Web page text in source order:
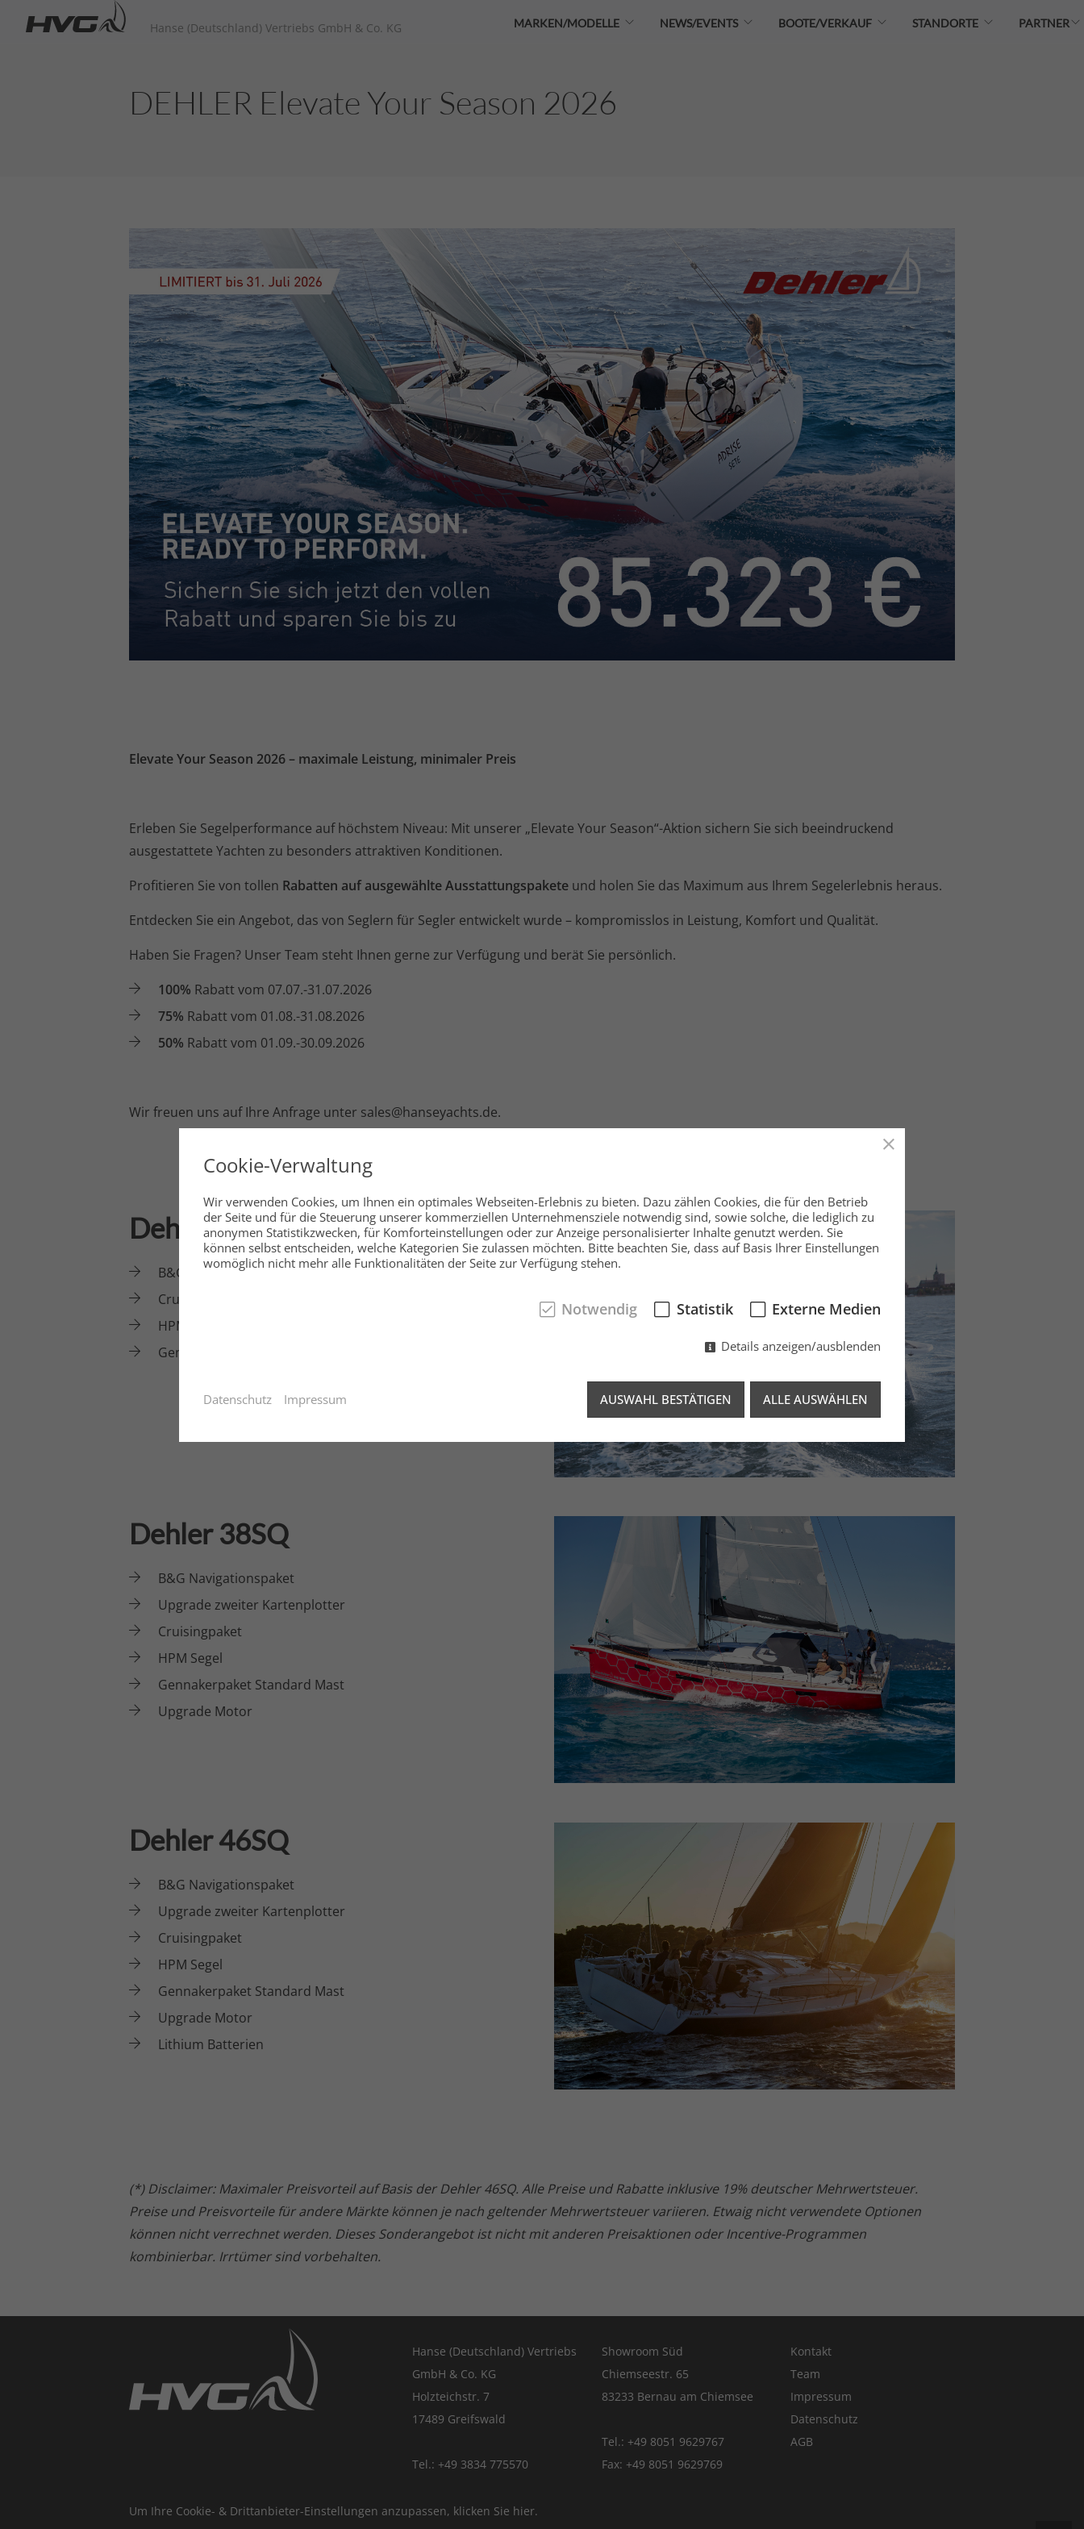
Hanse (Deutschland) Vertriebs GmbH & Co. KG MARKEN/MODELLE NEWS/EVENTS BOOTE/VERKAUF STANDORTE PARTNER
DEHLER Elevate Your Season 2026
Elevate Your Season 2026 – maximale Leistung, minimaler Preis
Erleben Sie Segelperformance auf höchstem Niveau: Mit unserer „Elevate Your Season“-Aktion sichern Sie sich beeindruckend
ausgestattete Yachten zu besonders attraktiven Konditionen.
Profitieren Sie von tollen Rabatten auf ausgewählte Ausstattungspakete und holen Sie das Maximum aus Ihrem Segelerlebnis heraus.
Entdecken Sie ein Angebot, das von Seglern für Segler entwickelt wurde – kompromisslos in Leistung, Komfort und Qualität.
Haben Sie Fragen? Unser Team steht Ihnen gerne zur Verfügung und berät Sie persönlich.
100% Rabatt vom 07.07.-31.07.2026
75% Rabatt vom 01.08.-31.08.2026
50% Rabatt vom 01.09.-30.09.2026
Wir freuen uns auf Ihre Anfrage unter sales@hanseyachts.de.
Dehler 34
B&G Navigationspaket
Cruisingpaket
HPM Segel
Gennakerpaket Standard Mast
Dehler 38SQ
B&G Navigationspaket
Upgrade zweiter Kartenplotter
Cruisingpaket
HPM Segel
Gennakerpaket Standard Mast
Upgrade Motor
Dehler 46SQ
B&G Navigationspaket
Upgrade zweiter Kartenplotter
Cruisingpaket
HPM Segel
Gennakerpaket Standard Mast
Upgrade Motor
Lithium Batterien
(*) Disclaimer: Maximaler Preisvorteil auf Basis der Dehler 46SQ. Alle Preise und Rabatte inklusive 19% deutscher Mehrwertsteuer.
Preise und Preisvorteile für andere Märkte können je nach geltender Mehrwertsteuer variieren. Etwaig nicht verwendete Optionen
können nicht verrechnet werden. Dieses Sonderangebot ist nicht mit anderen Preisaktionen oder Incentive-Programmen
kombinierbar. Irrtümer sind vorbehalten.
Hanse (Deutschland) Vertriebs
GmbH & Co. KG
Holzteichstr. 7
17489 Greifswald
Tel.: +49 3834 775570
Showroom Süd
Chiemseestr. 65
83233 Bernau am Chiemsee
Tel.: +49 8051 9629767
Fax: +49 8051 9629769
Kontakt
Team
Impressum
Datenschutz
AGB
Um Ihre Cookie- & Drittanbieter-Einstellungen anzupassen, klicken Sie hier.
Cookie-Verwaltung
Wir verwenden Cookies, um Ihnen ein optimales Webseiten-Erlebnis zu bieten. Dazu zählen Cookies, die für den Betrieb
der Seite und für die Steuerung unserer kommerziellen Unternehmensziele notwendig sind, sowie solche, die lediglich zu
anonymen Statistikzwecken, für Komforteinstellungen oder zur Anzeige personalisierter Inhalte genutzt werden. Sie
können selbst entscheiden, welche Kategorien Sie zulassen möchten. Bitte beachten Sie, dass auf Basis Ihrer Einstellungen
womöglich nicht mehr alle Funktionalitäten der Seite zur Verfügung stehen.
Notwendig Statistik Externe Medien
Details anzeigen/ausblenden
AUSWAHL BESTÄTIGEN ALLE AUSWÄHLEN
Datenschutz Impressum